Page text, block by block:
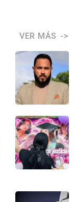
VER MÁS